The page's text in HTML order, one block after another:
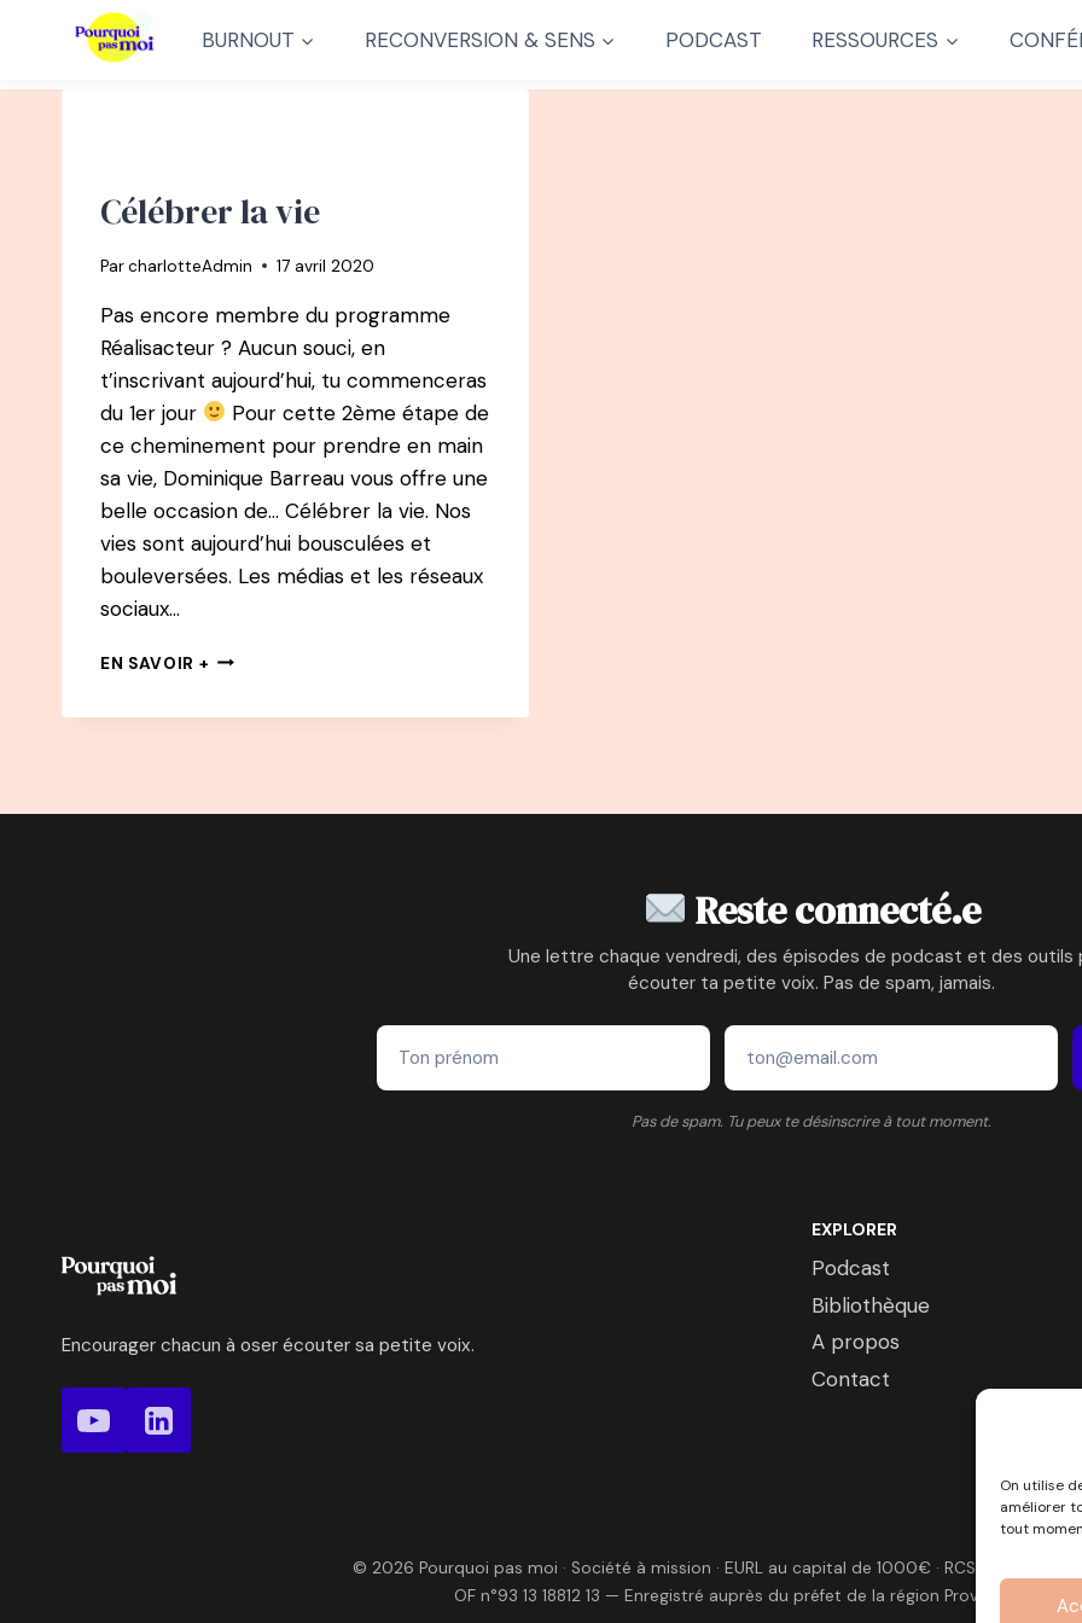
On utilise
améliorer
tout
BURNOUT RECONVERSION & SENS PODCAST RESSOURCES
Célébrer la vie
ParcharlotteAdmin 17 avril 2020
Pas encore membre du programme
Réalisacteur ? Aucun souci, en
t’inscrivant aujourd’hui, tu commenceras
du 1er jour
Pour cette 2ème étape de
ce cheminement pour prendre en main
sa vie, Dominique Barreau vous offre une
belle occasion de… Célébrer la vie. Nos
vies sont aujourd’hui bousculées et
bouleversées. Les médias et les réseaux
sociaux…
EN SAVOIR + CÉLÉBRER
Reste connecté.e
Une lettre chaque vendredi, des épisodes de podcast et des outils
écouter ta petite voix. Pas de spam, jamais.
Pas de spam. Tu peux te désinscrire à tout moment.
Encourager chacun à oser écouter sa petite voix.
EXPLORER
Podcast
Bibliothèque
A propos
Contact
© 2026 Pourquoi pas moi · Société à mission · EURL au capital de 1000€ · RCS Marseille ·
OF n°93 13 18812 13 — Enregistré auprès du préfet de la région Provence-Alpes-